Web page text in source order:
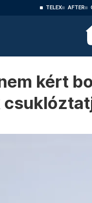
TELEX AFTER
kért